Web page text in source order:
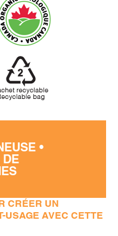
•
DE
CRÉER UN
USAGE AVEC CETTE